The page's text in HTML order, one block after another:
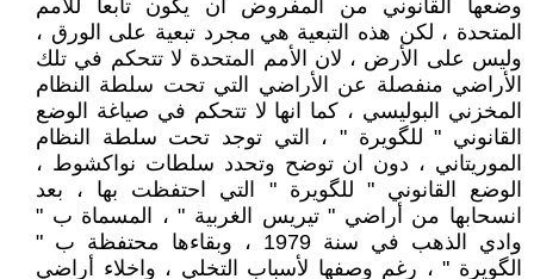
وضعها القانوني من المفروض ان يكون تابعا للأمم
المتحدة ، لكن هذه التبعية هي مجرد تبعية على الورق ،
وليس على الأرض ، لان الأمم المتحدة لا تتحكم في تلك
الأراضي منفصلة عن الأراضي التي تحت سلطة النظام
المخزني البوليسي ، كما انها لا تتحكم في صياغة الوضع
القانوني " للگويرة " ، التي توجد تحت سلطة النظام
الموريتاني ، دون ان توضح وتحدد سلطات نواكشوط ،
الوضع القانوني " للگويرة " التي احتفظت بها ، بعد
انسحابها من أراضي " تيريس الغربية " ، المسماة ب "
وادي الذهب في سنة 1979 ، وبقاءها محتفظة ب "
الگويرة " ، رغم وصفها لأسباب التخلي ، واخلاء أراضي